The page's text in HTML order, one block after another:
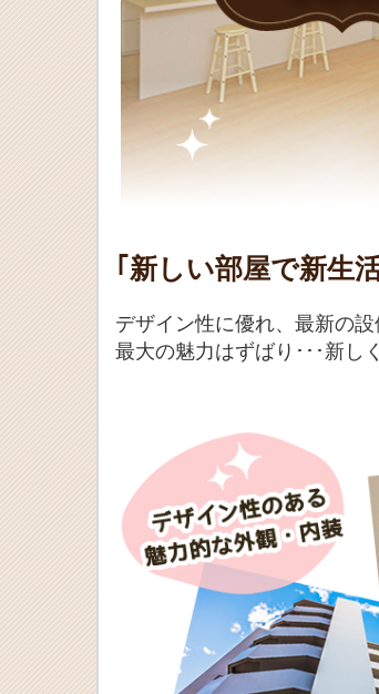
｢新しい部屋で新生
デザイン性に優れ、最新の
最大の魅力はずばり･･･新し